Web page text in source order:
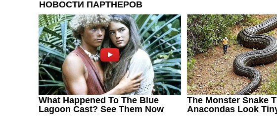
Испания. Ла Лига
Другие Турниры >>>
Таблицы
Таблицы групп Чемпионата Мира
Украина. Премьер-Лига
Украина. Первая Лига
Лига Чемпионов. Таблицы групп
Англия. Премьер-Лига
Испания. Ла Лига
Все таблицы >>>
Рейтинги